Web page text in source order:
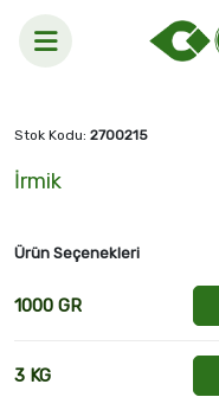
İrmik
Stok Kodu: 2700215
İrmik
Ürün Seçenekleri
1000 GR
3 KG